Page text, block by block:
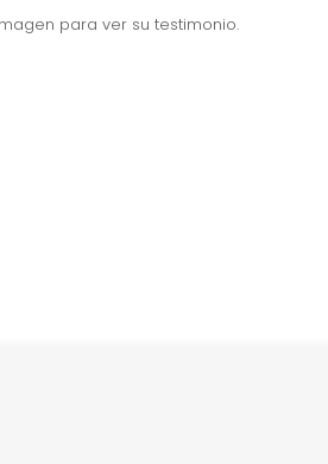
para ver su testimonio.